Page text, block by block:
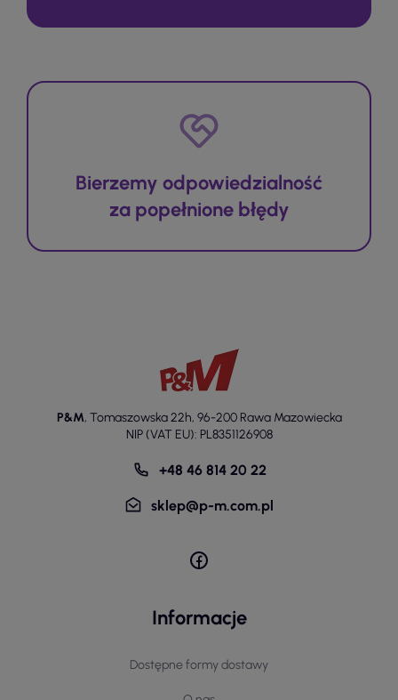
Bierzemy odpowiedzialność
za popełnione błędy
P&M, Tomaszowska 22h, 96-200 Rawa Mazowiecka
NIP (VAT EU): PL8351126908
+48 46 814 20 22
sklep@p-m.com.pl
Informacje
Dostępne formy dostawy